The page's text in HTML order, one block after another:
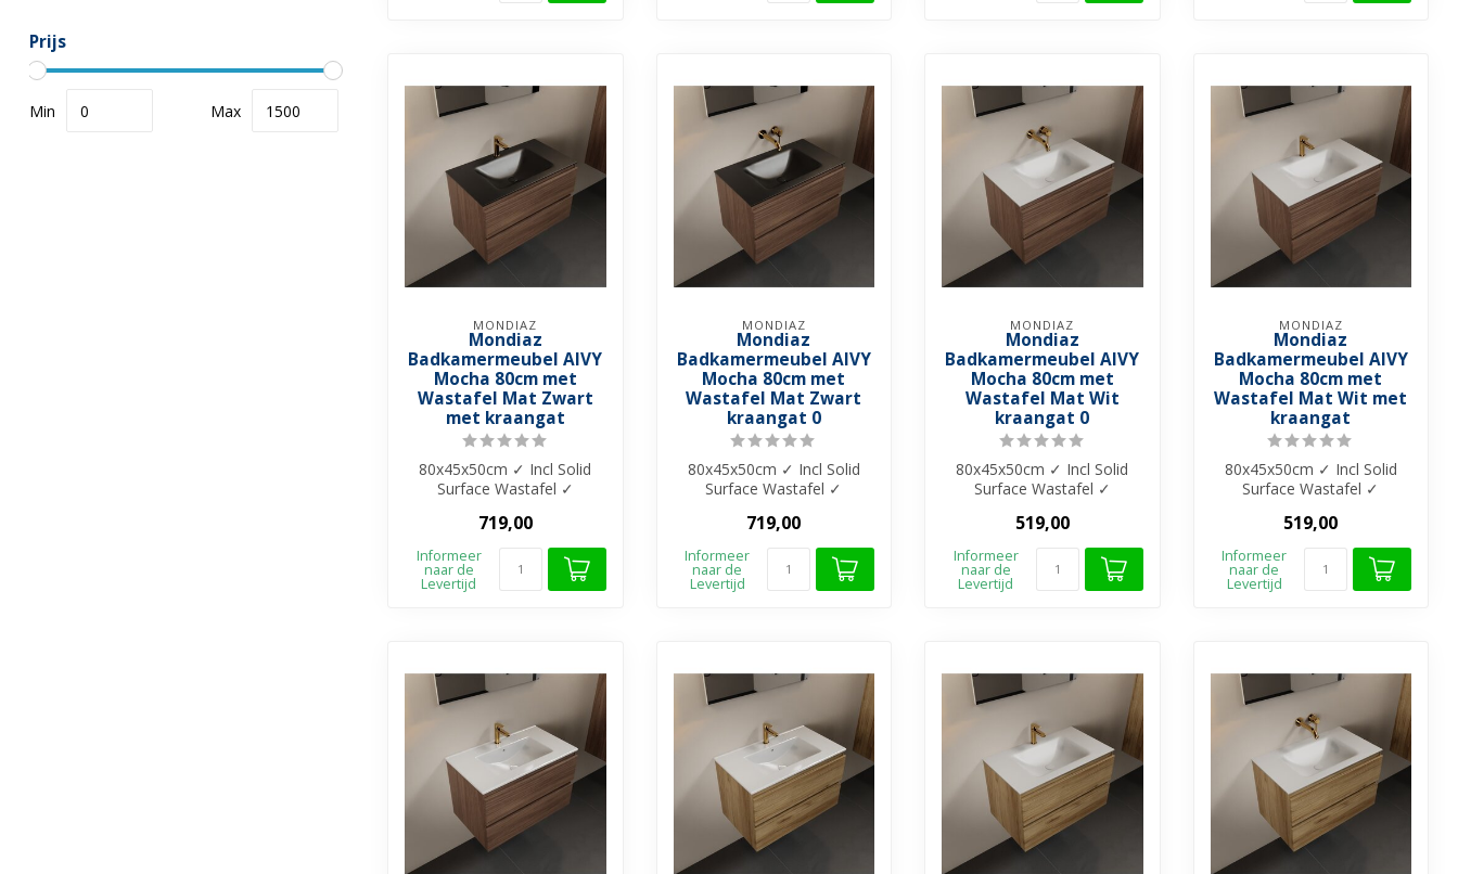
Prijs
Min Max
MONDIAZ
Mondiaz
Badkamermeubel AIVY
Mocha 80cm met
Wastafel Mat Zwart
met kraangat
80x45x50cm ✓ Incl Solid
Surface Wastafel ✓
Beschikbaar in 4...
719,00
Informeer
naar de
Levertijd
MONDIAZ
Mondiaz
Badkamermeubel AIVY
Mocha 80cm met
Wastafel Mat Zwart
kraangat 0
80x45x50cm ✓ Incl Solid
Surface Wastafel ✓
Beschikbaar in 4...
719,00
Informeer
naar de
Levertijd
MONDIAZ
Mondiaz
Badkamermeubel AIVY
Mocha 80cm met
Wastafel Mat Wit
kraangat 0
80x45x50cm ✓ Incl Solid
Surface Wastafel ✓
Beschikbaar in 4...
519,00
Informeer
naar de
Levertijd
MONDIAZ
Mondiaz
Badkamermeubel AIVY
Mocha 80cm met
Wastafel Mat Wit met
kraangat
80x45x50cm ✓ Incl Solid
Surface Wastafel ✓
Beschikbaar in 4...
519,00
Informeer
naar de
Levertijd